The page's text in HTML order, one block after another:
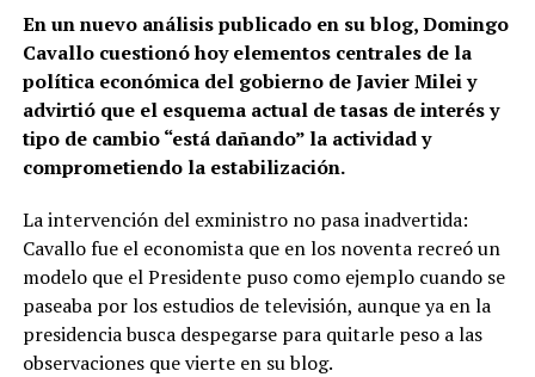
En un nuevo análisis publicado en su blog, Domingo
Cavallo cuestionó hoy elementos centrales de la
política económica del gobierno de Javier Milei y
advirtió que el esquema actual de tasas de interés y
tipo de cambio “está dañando” la actividad y
comprometiendo la estabilización.
La intervención del exministro no pasa inadvertida:
Cavallo fue el economista que en los noventa recreó un
modelo que el Presidente puso como ejemplo cuando se
paseaba por los estudios de televisión, aunque ya en la
presidencia busca despegarse para quitarle peso a las
observaciones que vierte en su blog.